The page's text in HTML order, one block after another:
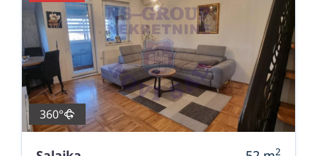
360°
2